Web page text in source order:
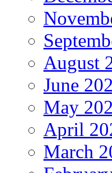
August
June
May
April
March